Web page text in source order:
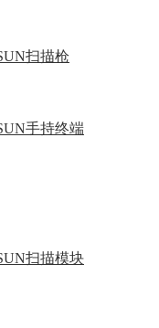
扫描枪
手持终端
扫描模块